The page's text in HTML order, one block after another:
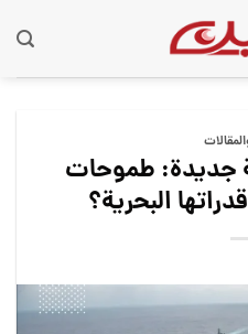
جديدة: طموحات
البحرية؟